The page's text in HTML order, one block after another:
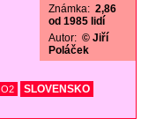
Známka: 2,86
od 1985 lidí
Autor: © Jiří
Poláček
O2
SLOVENSKO